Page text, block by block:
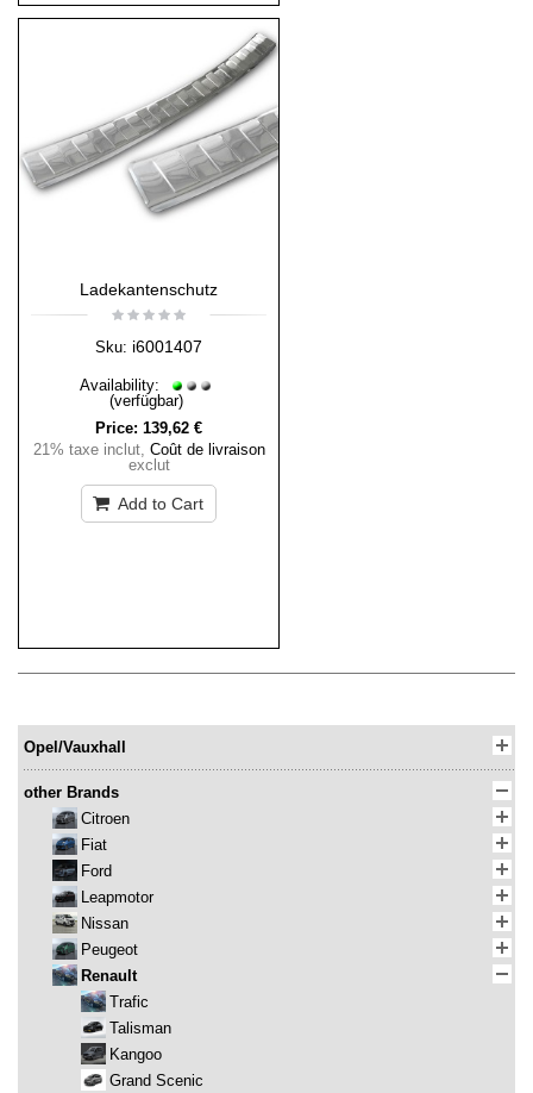
Ladekantenschutz
Sku: i6001407
Availability:
(verfügbar)
Price: 139,62 €
21% taxe inclut, Coût de livraison
exclut
Add to Cart
Opel/Vauxhall
other Brands
Citroen
Fiat
Ford
Leapmotor
Nissan
Peugeot
Renault
Trafic
Talisman
Kangoo
Grand Scenic